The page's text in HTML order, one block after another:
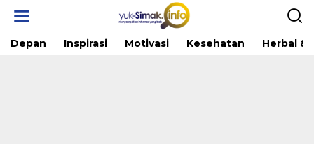
Depan Inspirasi Motivasi Kesehatan Herbal &